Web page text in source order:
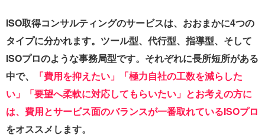
ISO取得コンサルティングのサービスは、おおまかに4つの
タイプに分かれます。ツール型、代行型、指導型、そして
ISOプロのような事務局型です。それぞれに長所短所がある
中で、
「費用を抑えたい」「極力自社の工数を減らした
い」「要望へ柔軟に対応してもらいたい」とお考えの方に
は、費用とサービス面のバランスが一番取れているISOプロ
をオススメします。